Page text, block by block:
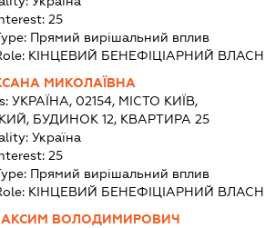
25
Прямий вирішальний вплив
КІНЦЕВИЙ БЕНЕФІЦІАРНИЙ
МИКОЛАЇВНА
УКРАЇНА, 02154, МІСТО КИЇВ,
БУДИНОК 12, КВАРТИРА 25
Україна
25
Прямий вирішальний вплив
КІНЦЕВИЙ БЕНЕФІЦІАРНИЙ
ВОЛОДИМИРОВИЧ